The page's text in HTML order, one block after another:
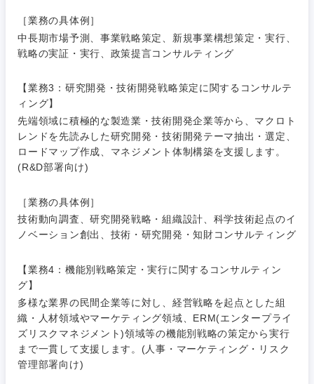
［業務の具体例］
中長期市場予測、事業戦略策定、新規事業構想策定・実行、
戦略の実証・実行、政策提言コンサルティング
【業務3：研究開発・技術開発戦略策定に関するコンサルテ
ィング】
先端領域に積極的な製造業・技術開発企業等から、マクロト
レンドを先読みした研究開発・技術開発テーマ抽出・選定、
ロードマップ作成、マネジメント体制構築を支援します。
(R&D部署向け)
［業務の具体例］
技術動向調査、研究開発戦略・組織設計、科学技術起点のイ
ノベーション創出、技術・研究開発・知財コンサルティング
【業務4：機能別戦略策定・実行に関するコンサルティン
グ】
多様な業界の民間企業等に対し、経営戦略を起点とした組
織・人材領域やマーケティング領域、ERM(エンタープライ
ズリスクマネジメント)領域等の機能別戦略の策定から実行
まで一貫して支援します。(人事・マーケティング・リスク
管理部署向け)
営業
ティブ
コンサル
タント
専門職
Webサー
作、ゲー
ム
技術職
（モノづ
くり）
政策渉外
サービス
クリエイティブ
コンサルタント
専門職
技術職（IT）、Webサービス・制作、ゲーム
技術職（モノづくり）
金融専門職
メディカル
不動産専門職
建設・施工管理
事務職
メディカル・ヘルスケア・ライフサイエンス
建設・不動産
倉庫・運輸・物流
小売・通販・外食
IT・通信
コンサル・シンクタンク
広告・宣伝・印刷
急募 第二新卒
上場企業
業
外資系企業 英語を活かす
転勤なし
フルリモート
上